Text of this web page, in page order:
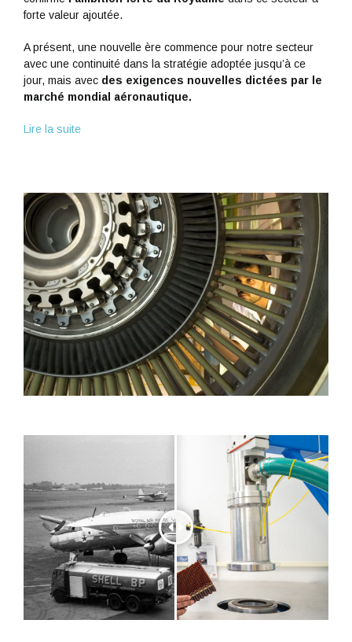
forte valeur ajoutée.
A présent, une nouvelle ère commence pour notre secteur
avec une continuité dans la stratégie adoptée jusqu’à ce
jour, mais avec des exigences nouvelles dictées par le
marché mondial aéronautique.
Lire la suite